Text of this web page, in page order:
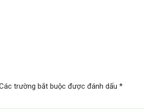
trường bắt buộc được đánh dấu *